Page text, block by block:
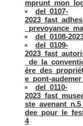
del_0107-
del_0108-
del_0109-
e_pont-
del_0110-
4